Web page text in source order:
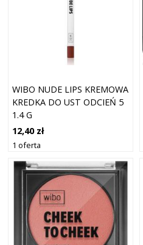
WIBO NUDE LIPS KREMOWA
KREDKA DO UST ODCIEŃ 5
1.4 G
12,40 zł
1 oferta